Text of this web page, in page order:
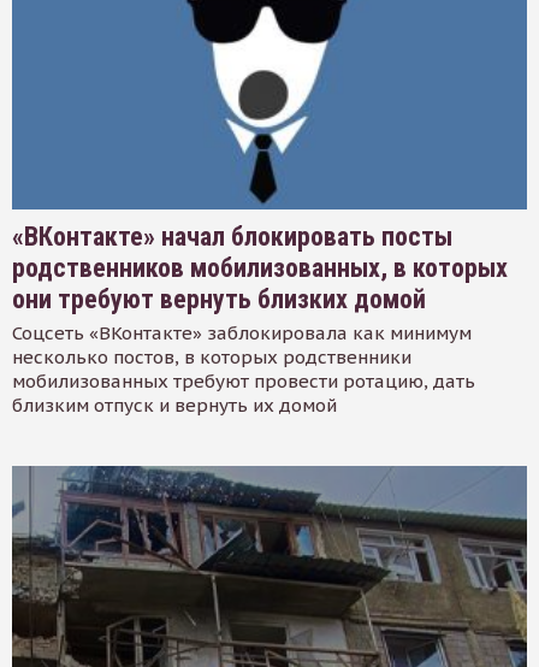
«ВКонтакте» начал блокировать посты
родственников мобилизованных, в которых
они требуют вернуть близких домой
Соцсеть «ВКонтакте» заблокировала как минимум
несколько постов, в которых родственники
мобилизованных требуют провести ротацию, дать
близким отпуск и вернуть их домой